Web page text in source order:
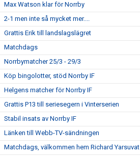
Max Watson klar för Norrby
2-1 men inte så mycket mer....
Grattis Erik till landslagslägret
Matchdags
Norrbymatcher 25/3 - 29/3
Köp bingolotter, stöd Norrby IF
Helgens matcher för Norrby IF
Grattis P13 till seriesegern i Vinterserien
Stabil insats av Norrby IF
Länken till Webb-TV-sändningen
Matchdags, välkommen hem Richard Yarsuvat